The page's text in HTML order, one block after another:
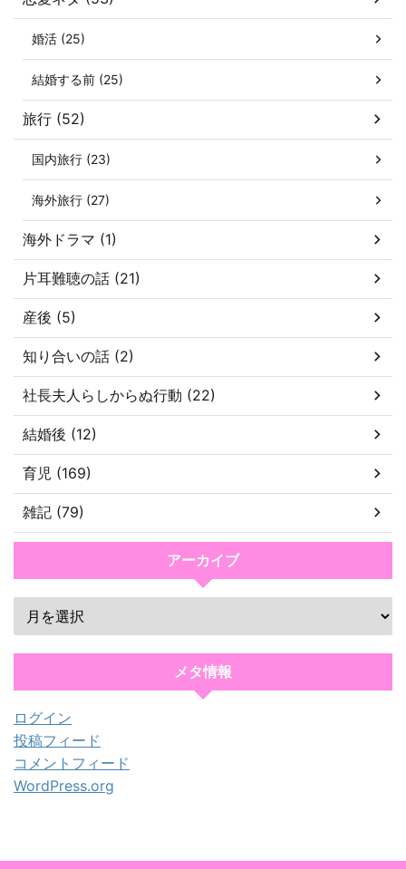
婚活 (25)
結婚する前 (25)
旅行 (52)
国内旅行 (23)
海外旅行 (27)
海外ドラマ (1)
片耳難聴の話 (21)
産後 (5)
知り合いの話 (2)
社長夫人らしからぬ行動 (22)
結婚後 (12)
育児 (169)
雑記 (79)
アーカイブ
メタ情報
ログイン
投稿フィード
コメントフィード
WordPress.org